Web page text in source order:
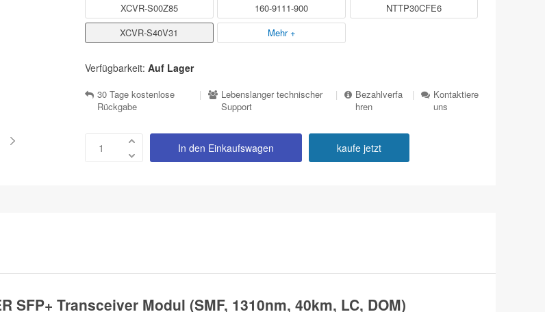
XCVR-S00Z85
160-9111-900
NTTP30CFE6
XCVR-S40V31
Mehr +
Verfügbarkeit: Auf Lager
30 Tage kostenlose
Rückgabe
|
Lebenslanger technischer
Support
|
Bezahlverfa
hren
|
Kontaktiere
uns
In den Einkaufswagen kaufe jetzt
SFP+ Transceiver Modul (SMF, 1310nm, 40km, LC, DOM)